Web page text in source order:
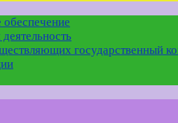
государственный